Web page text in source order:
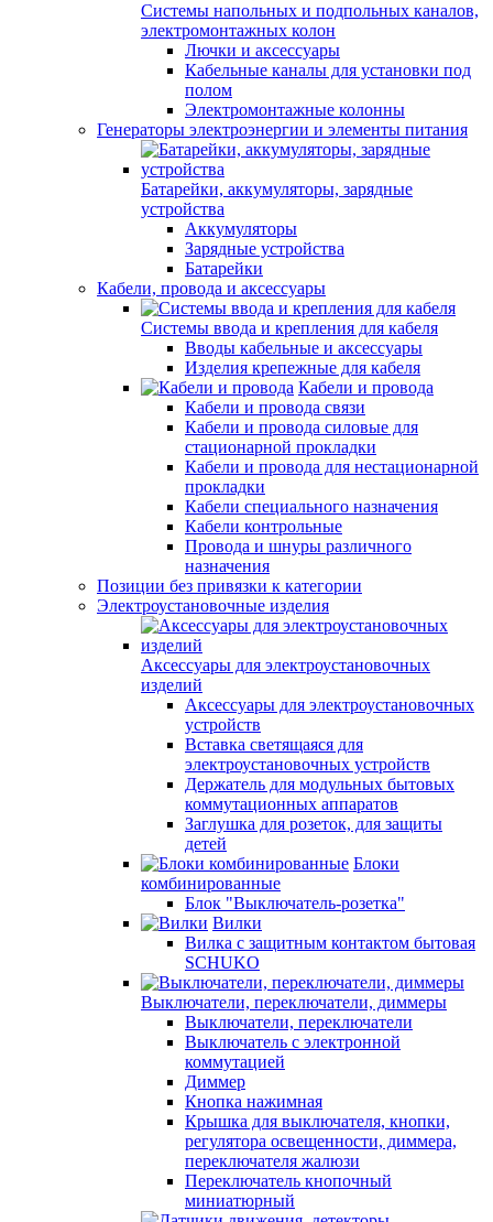
Системы напольных и подпольных каналов,
электромонтажных колон
Лючки и аксессуары
Кабельные каналы для установки под
полом
Электромонтажные колонны
Генераторы электроэнергии и элементы питания
Батарейки, аккумуляторы, зарядные
устройства
Аккумуляторы
Зарядные устройства
Батарейки
Кабели, провода и аксессуары
Системы ввода и крепления для кабеля
Вводы кабельные и аксессуары
Изделия крепежные для кабеля
Кабели и провода
Кабели и провода связи
Кабели и провода силовые для
стационарной прокладки
Кабели и провода для нестационарной
прокладки
Кабели специального назначения
Кабели контрольные
Провода и шнуры различного
назначения
Позиции без привязки к категории
Электроустановочные изделия
Аксессуары для электроустановочных
изделий
Аксессуары для электроустановочных
устройств
Вставка светящаяся для
электроустановочных устройств
Держатель для модульных бытовых
коммутационных аппаратов
Заглушка для розеток, для защиты
детей
Блоки
комбинированные
Блок "Выключатель-розетка"
Вилки
Вилка с защитным контактом бытовая
SCHUKO
Выключатели, переключатели, диммеры
Выключатели, переключатели
Выключатель с электронной
коммутацией
Диммер
Кнопка нажимная
Крышка для выключателя, кнопки,
регулятора освещенности, диммера,
переключателя жалюзи
Переключатель кнопочный
миниатюрный